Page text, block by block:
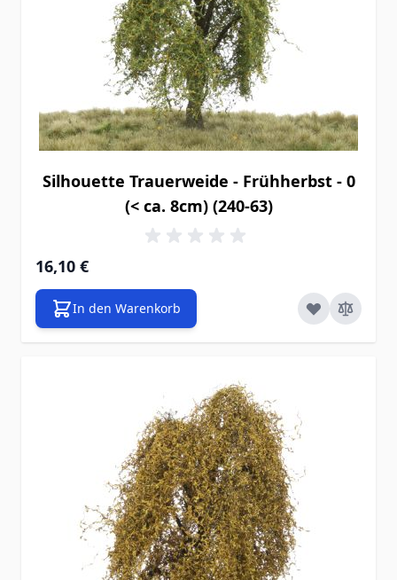
Silhouette Trauerweide - Frühherbst - 0
(< ca. 8cm) (240-63)
16,10 €
In den Warenkorb